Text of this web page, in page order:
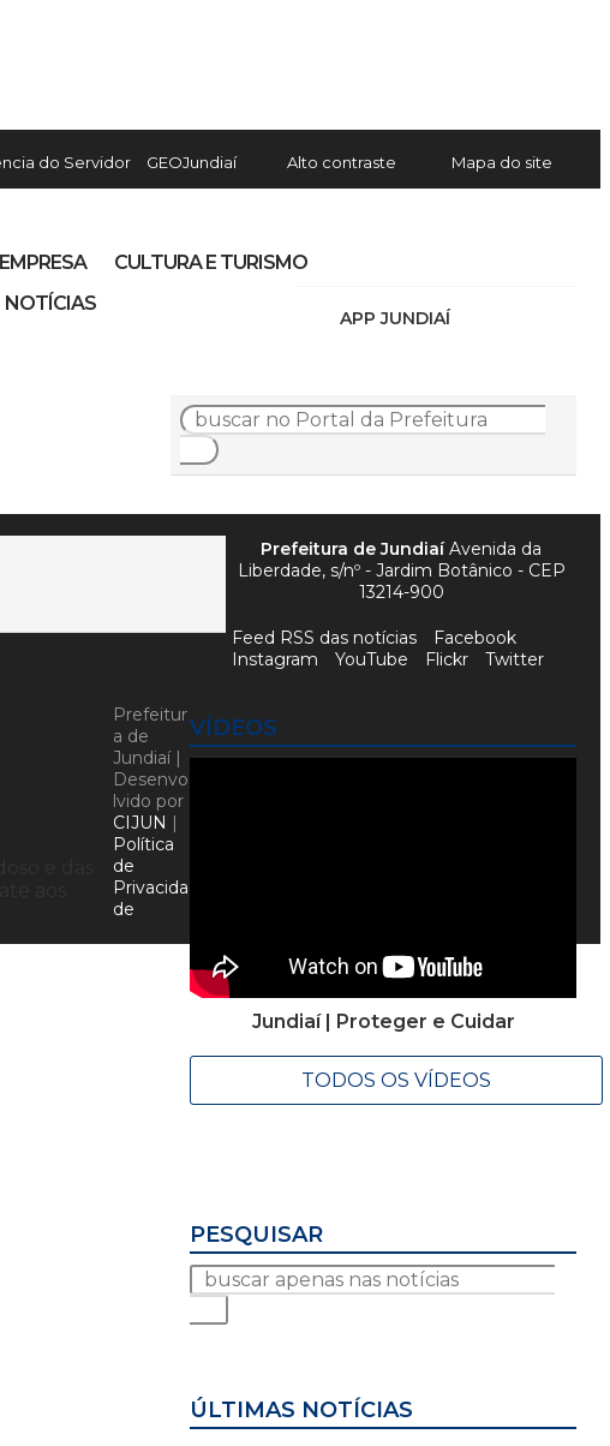
do Servidor GEOJundiaí Alto contraste Mapa do site
APP JUNDIAÍ
EMPRESA
CULTURA E TURISMO
NOTÍCIAS
VÍDEOS
Jundiaí | Proteger e Cuidar
TODOS OS VÍDEOS
PESQUISAR
ÚLTIMAS NOTÍCIAS
Prefeitura de JundiaíAvenida da
Liberdade, s/nº - Jardim Botânico - CEP
13214-900
Feed RSS das notícias
Facebook
Instagram
YouTube Flickr Twitter
Prefeitur
a de
Jundiaí |
Desenvo
lvido por
CIJUN |
Política
de
Privacida
de